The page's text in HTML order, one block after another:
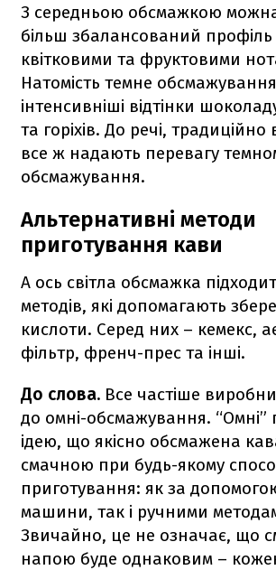
З середньою обсмажкою
більш збалансований профіль
квітковими та фруктовими
Натомість темне
інтенсивніші відтінки
та горіхів. До речі, традиційно
все ж надають перевагу
обсмажування.
Альтернативні методи
приготування кави
А ось світла обсмажка
методів, які допомагають
кислоти. Серед них – кемекс,
фільтр, френч-прес та інші.
До слова. Все частіше
до омні-обсмажування. “Омні”
ідею, що якісно обсмажена
смачною при будь-якому
приготування: як за
машини, так і ручними
Звичайно, це не означає, що
напою буде однаковим –